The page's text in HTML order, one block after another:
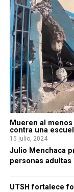
Mueren al
contra una
15 julio, 2024
Julio Menchaca
personas
UTSH fortalece